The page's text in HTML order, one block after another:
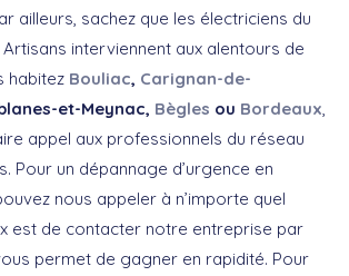
ailleurs, sachez que les électriciens du
interviennent aux alentours de
habitez Bouliac, Carignan-de-
et-Meynac, Bègles ou Bordeaux
appel aux professionnels du réseau
Pour un dépannage d’urgence en
nous appeler à n’importe quel
est de contacter notre entreprise par
permet de gagner en rapidité. Pour